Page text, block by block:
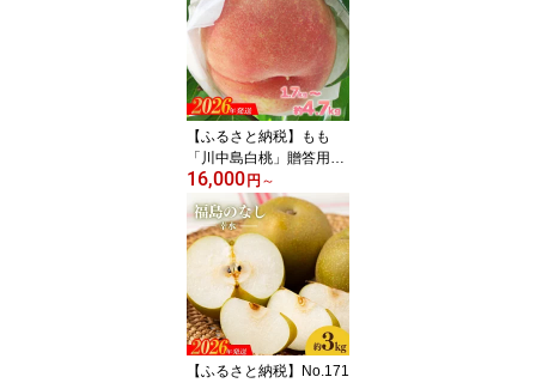
円以下 あきづき 赤梨 和
梨 なし
【ふるさと納税】もも
「川中島白桃」贈答用
約1.7kg 約2.7kg 約4.7kg
【2026年発送 先行予
約】
16,000 円 ～
【ふるさと納税】No.171